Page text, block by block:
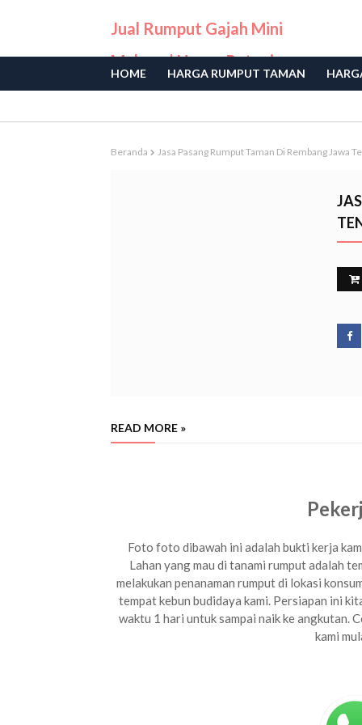
Jual Rumput Gajah Mini
Malang | Harga Petani
Langsung
HOME HARGA RUMPUT TAMAN
Beranda Jasa Pasang Rumput Taman Di Rembang Jawa
READ MORE »
Foto foto dibawah ini adalah bukti kerja
Lahan yang mau di tanami rumput adalah
melakukan penanaman rumput di lokasi
tempat kebun budidaya kami. Persiapan ini
waktu 1 hari untuk sampai naik ke angkutan.
kami